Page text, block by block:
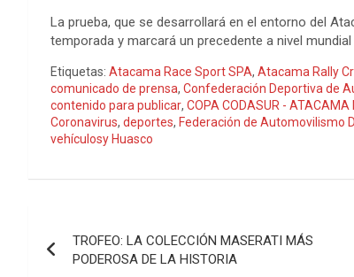
La prueba, que se desarrollará en el entorno del
temporada y marcará un precedente a nivel
Etiquetas: Atacama Race Sport SPA, Atacama Rally
comunicado de prensa, Confederación Deportiva de
contenido para publicar, COPA CODASUR - ATACAMA
Coronavirus, deportes, Federación de Automovilismo
vehículosy Huasco
de
TROFEO: LA COLECCIÓN MASERATI MÁS
PODEROSA DE LA HISTORIA